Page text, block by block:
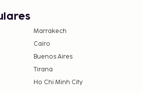
Marrakech
Cairo
Buenos Aires
Tirana
Ho Chi Minh City